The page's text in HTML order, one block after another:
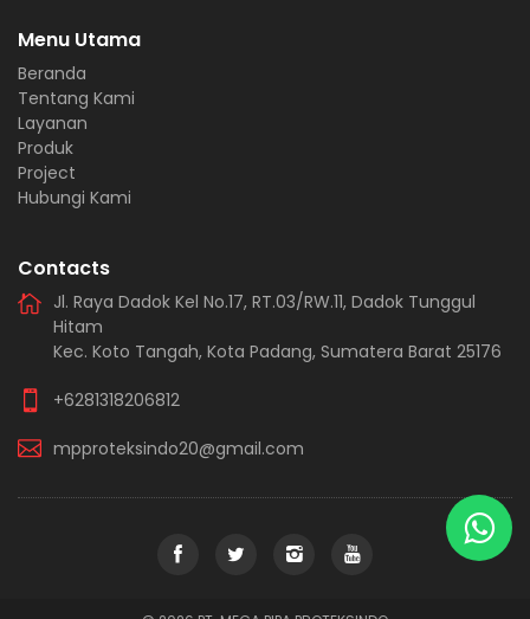
Menu Utama
Beranda
Tentang Kami
Layanan
Produk
Project
Hubungi Kami
Contacts
Jl. Raya Dadok Kel No.17, RT.03/RW.11, Dadok Tunggul
Hitam
Kec. Koto Tangah, Kota Padang, Sumatera Barat 25176
+6281318206812
mpproteksindo20@gmail.com